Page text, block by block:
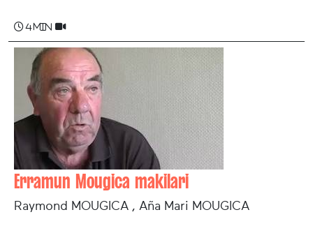
4 min
Erramun Mougica makilari
Raymond MOUGICA , Aña Mari MOUGICA